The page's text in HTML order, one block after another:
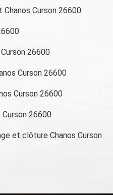
Curson 26600
26600
Curson 26600
Curson 26600
26600
et clôture Chanos Curson